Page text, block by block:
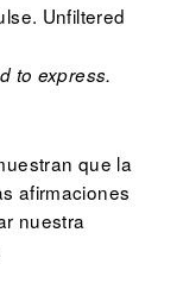
Unfiltered
to express.
que la
afirmaciones
nuestra